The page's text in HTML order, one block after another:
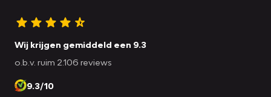
Wij krijgen gemiddeld een 9.3
o.b.v. ruim 2.106 reviews
9.3/10